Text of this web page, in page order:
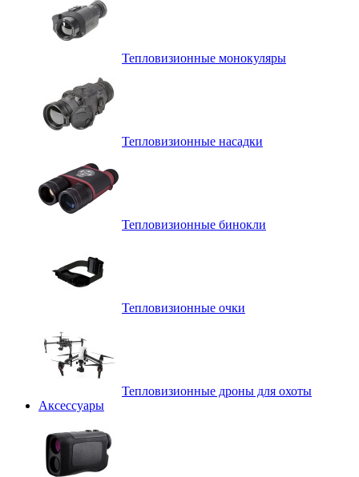
Тепловизионные монокуляры
Тепловизионные насадки
Тепловизионные бинокли
Тепловизионные очки
Тепловизионные дроны для охоты
Аксессуары